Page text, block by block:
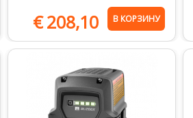
€208,10 В КОРЗИНУ